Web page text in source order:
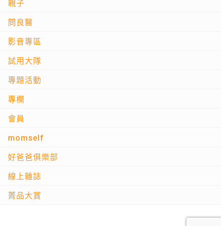
親子
問良醫
影音專區
試用大隊
專題活動
專欄
會員
momself
好爸爸俱樂部
線上雜誌
菁品大賞